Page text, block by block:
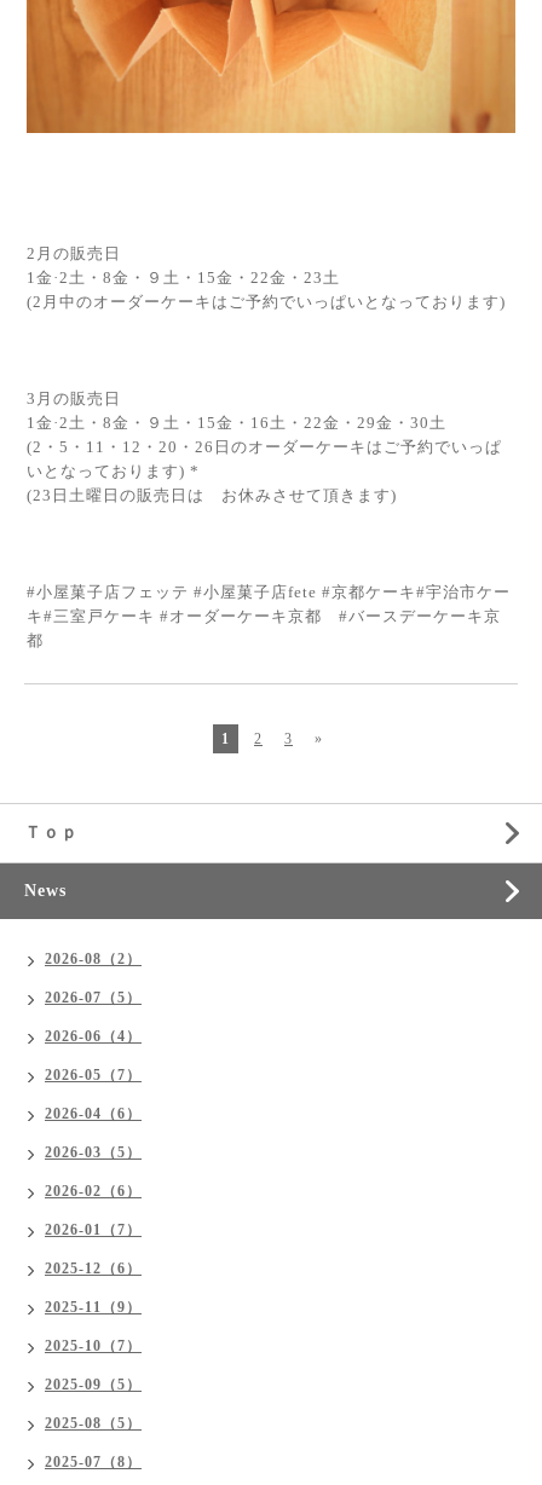
2月の販売日
1金·2土・8金・９土・15金・22金・23土
(2月中のオーダーケーキはご予約でいっぱいとなっております)
3月の販売日
1金·2土・8金・９土・15金・16土・22金・29金・30土
(2・5・11・12・20・26日のオーダーケーキはご予約でいっぱ
いとなっております) *
(23日土曜日の販売日は お休みさせて頂きます)
#小屋菓子店フェッテ #小屋菓子店fete #京都ケーキ#宇治市ケー
キ#三室戸ケーキ #オーダーケーキ京都 #バースデーケーキ京
都
1 2 3 »
Ｔｏｐ
News
2026-08（2）
2026-07（5）
2026-06（4）
2026-05（7）
2026-04（6）
2026-03（5）
2026-02（6）
2026-01（7）
2025-12（6）
2025-11（9）
2025-10（7）
2025-09（5）
2025-08（5）
2025-07（8）